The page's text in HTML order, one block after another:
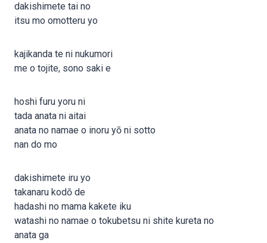
dakishimete tai no
itsu mo omotteru yo
kajikanda te ni nukumori
me o tojite, sono saki e
hoshi furu yoru ni
tada anata ni aitai
anata no namae o inoru yō ni sotto
nan do mo
dakishimete iru yo
takanaru kodō de
hadashi no mama kakete iku
watashi no namae o tokubetsu ni shite kureta no
anata ga